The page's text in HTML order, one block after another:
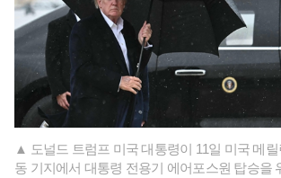
▲ 도널드 트럼프 미국 대통령이 11일 미국 메
동 기지에서 대통령 전용기 에어포스원 탑승을